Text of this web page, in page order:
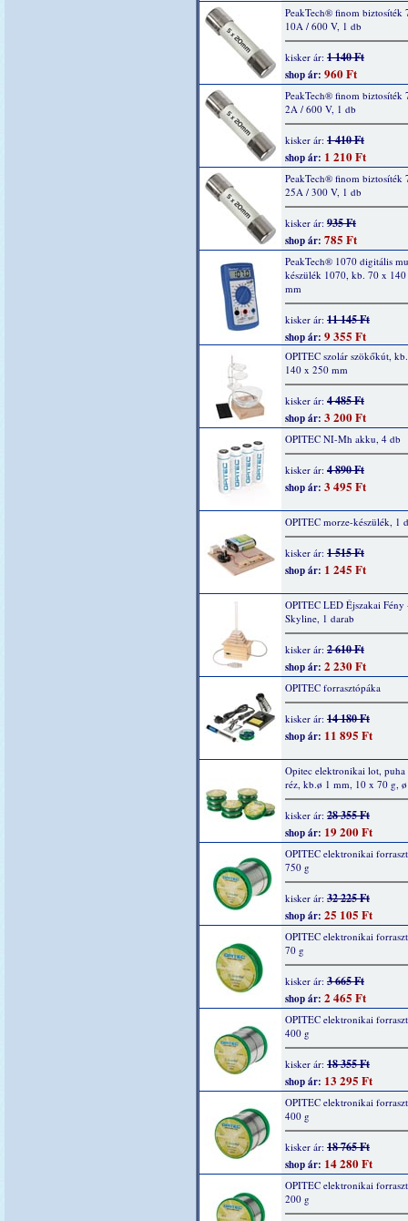
PeakTech® finom biztosíték
10A / 600 V, 1 db
kisker ár: 1 140 Ft
shop ár: 960 Ft
PeakTech® finom biztosíték
2A / 600 V, 1 db
kisker ár: 1 410 Ft
shop ár: 1 210 Ft
PeakTech® finom biztosíték
25A / 300 V, 1 db
kisker ár: 935 Ft
shop ár: 785 Ft
PeakTech® 1070 digitális
készülék 1070, kb. 70 x
mm
kisker ár: 11 145 Ft
shop ár: 9 355 Ft
OPITEC szolár szökőkút,
140 x 250 mm
kisker ár: 4 485 Ft
shop ár: 3 200 Ft
OPITEC NI-Mh akku, 4 db
kisker ár: 4 890 Ft
shop ár: 3 495 Ft
OPITEC morze-készülék, 1
kisker ár: 1 515 Ft
shop ár: 1 245 Ft
OPITEC LED Éjszakai Fény
Skyline, 1 darab
kisker ár: 2 610 Ft
shop ár: 2 230 Ft
OPITEC forrasztópáka
kisker ár: 14 180 Ft
shop ár: 11 895 Ft
Opitec elektronikai lot, puha
réz, kb.ø 1 mm, 10 x 70 g,
kisker ár: 28 355 Ft
shop ár: 19 200 Ft
OPITEC elektronikai
750 g
kisker ár: 32 225 Ft
shop ár: 25 105 Ft
OPITEC elektronikai
70 g
kisker ár: 3 665 Ft
shop ár: 2 465 Ft
OPITEC elektronikai
400 g
kisker ár: 18 355 Ft
shop ár: 13 295 Ft
OPITEC elektronikai
400 g
kisker ár: 18 765 Ft
shop ár: 14 280 Ft
OPITEC elektronikai
200 g